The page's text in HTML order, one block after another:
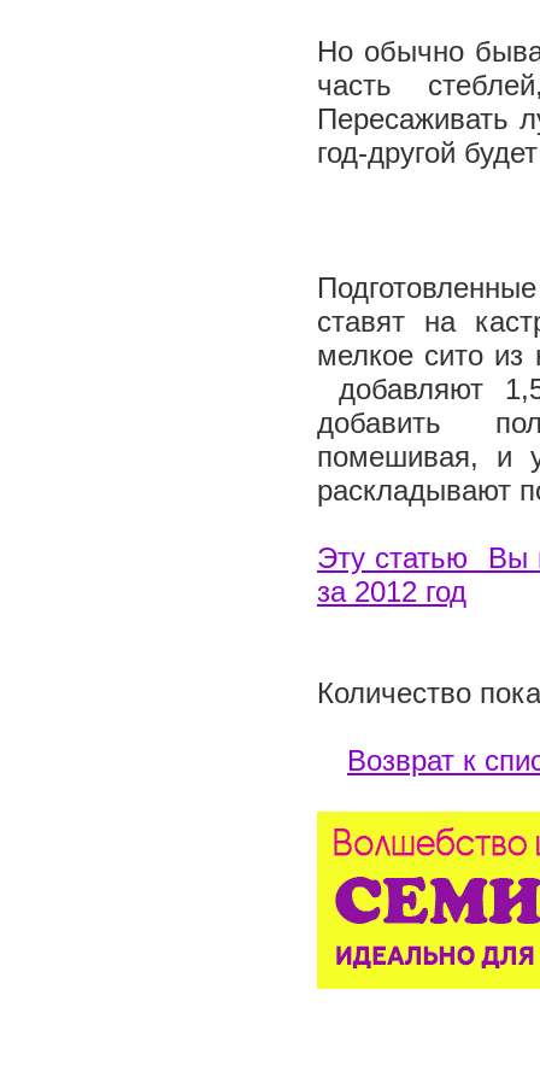
Но обычно
часть
Пересаживать
год-другой
ставят на
мелкое сито
добавляют
добавить
помешивая, и
раскладывают
Эту статью Вы
за 2012 год
Количество
Возврат к